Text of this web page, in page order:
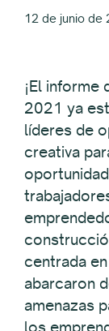
12 de junio de
¡El
2021 ya
líderes de
creativa
centrada
abarcaron
amenazas
los